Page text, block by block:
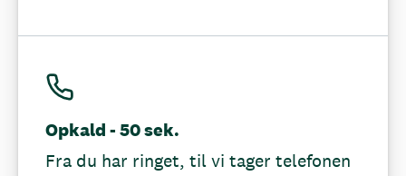
Opkald - 50 sek.
Fra du har ringet, til vi tager telefonen